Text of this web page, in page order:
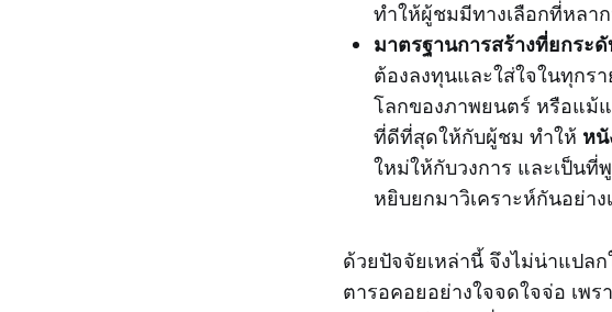
ทำให้ผู้ชมมีทางเลือกที่หลา
มาตรฐานการสร้างที่ยกระดั
ต้องลงทุนและใส่ใจในทุกร
โลกของภาพยนตร์ หรือแม้
ที่ดีที่สุดให้กับผู้ชม ทำให้ หนั
ใหม่ให้กับวงการ และเป็นที่
หยิบยกมาวิเคราะห์กันอย่า
ด้วยปัจจัยเหล่านี้ จึงไม่น่าแปล
ตารอคอยอย่างใจจดใจจ่อ เพ